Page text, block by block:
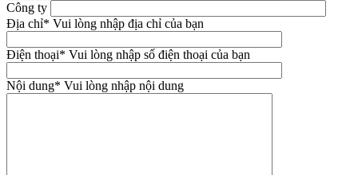
Công ty
Địa chỉ* Vui lòng nhập địa chỉ của bạn
Điện thoại* Vui lòng nhập số điện thoại của bạn
Nội dung* Vui lòng nhập nội dung